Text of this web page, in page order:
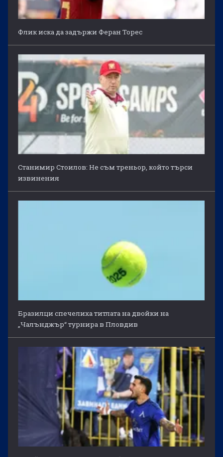
Флик иска да задържи Феран Торес
Станимир Стоилов: Не съм треньор, който търси
извинения
Бразилци спечелиха титлата на двойки на
„Чалънджър“ турнира в Пловдив